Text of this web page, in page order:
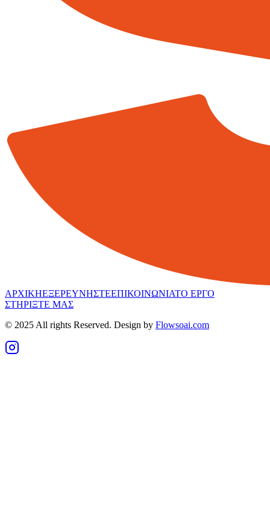
ΑΡΧΙΚΗΕΞΕΡΕΥΝΗΣΤΕΕΠΙΚΟΙΝΩΝΙΑΤΟ ΕΡΓΟ
ΣΤΗΡΙΞΤΕ ΜΑΣ
© 2025 All rights Reserved. Design by Flowsoai.com